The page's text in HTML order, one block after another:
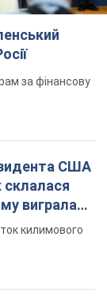
за фінансову
США
склалася
виграла
килимового